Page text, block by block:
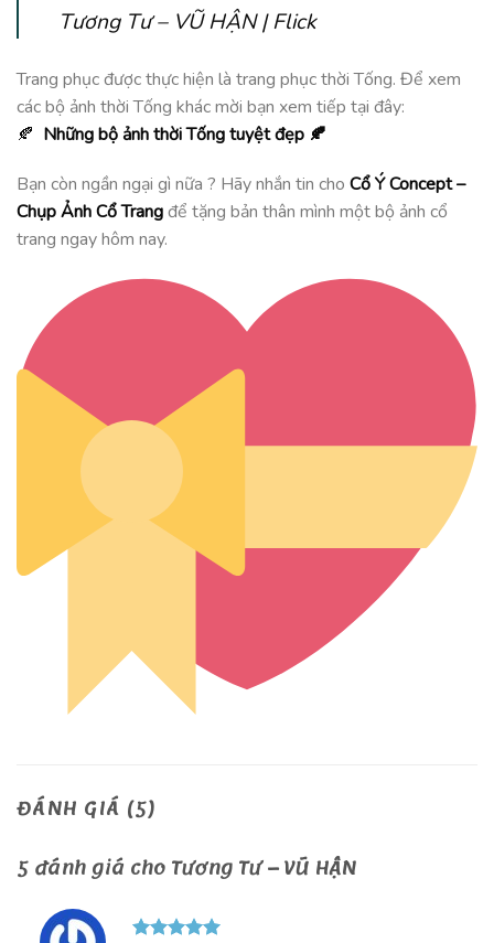
Tương Tư – VŨ HẬN | Flick
Trang phục được thực hiện là trang phục thời Tống. Để xem
các bộ ảnh thời Tống khác mời bạn xem tiếp tại đây:
🍂 Những bộ ảnh thời Tống tuyệt đẹp 🍂
Bạn còn ngần ngại gì nữa ? Hãy nhắn tin cho Cổ Ý Concept –
Chụp Ảnh Cổ Trangđể tặng bản thân mình một bộ ảnh cổ
trang ngay hôm nay.
ĐÁNH GIÁ (5)
5 đánh giá choTương Tư – VŨ HẬN